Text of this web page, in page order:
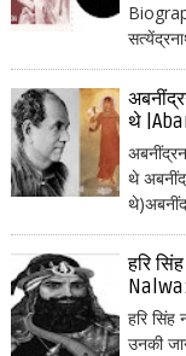
थे
थे
हरि
हरि
उनकी